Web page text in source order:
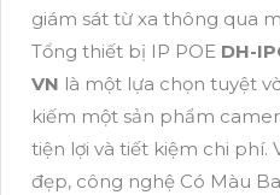
giám sát từ xa thông qua
Tổng thiết bị IP POE DH-
VN là một lựa chọn tuyệt
kiếm một sản phẩm
tiện lợi và tiết kiệm chi phí.
đẹp, công nghệ Có Màu